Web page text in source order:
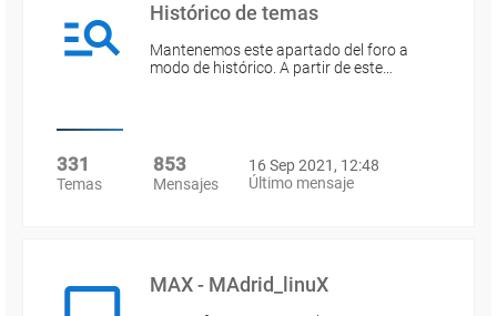
Histórico de temas
Mantenemos este apartado del foro a
modo de histórico. A partir de este…
331
Temas
853
Mensajes
16 Sep 2021, 12:48
Último mensaje
MAX - MAdrid_linuX